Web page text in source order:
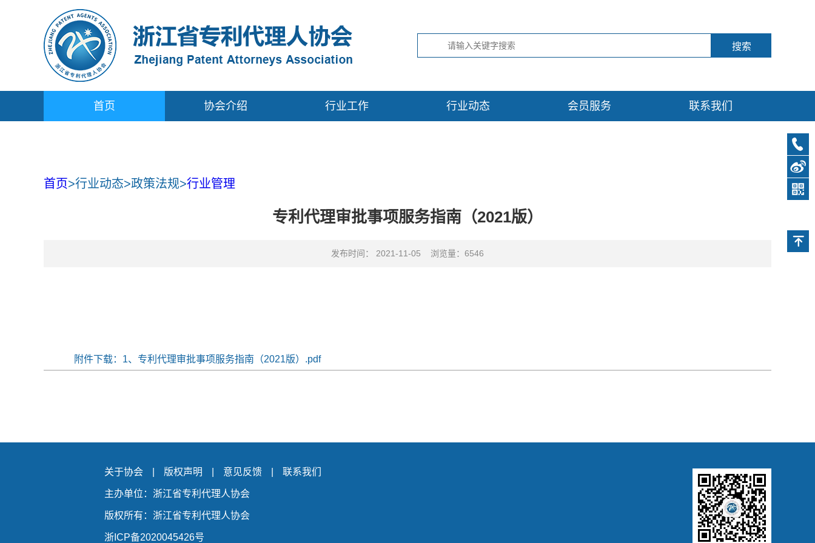
首页 协会介绍 行业工作 行业动态 会员服务 联系我们
首页>行业动态>政策法规>行业管理
专利代理审批事项服务指南（2021版）
发布时间： 2021-11-05 浏览量：6546
附件下载： 1、专利代理审批事项服务指南（2021版）.pdf
关于协会 版权声明 意见反馈 联系我们
主办单位：浙江省专利代理人协会
版权所有：浙江省专利代理人协会
浙ICP备2020045426号
0571-
新浪
号